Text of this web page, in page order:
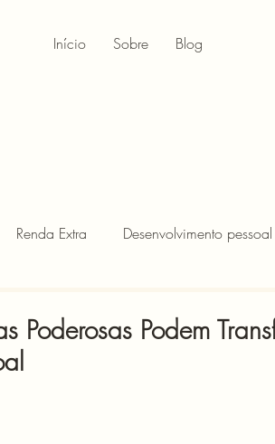
Início
Sobre Blog
Renda Extra Desenvolvimento pessoal
Poderosas Podem